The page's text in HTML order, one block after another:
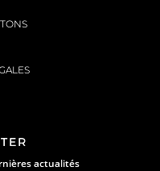
actualités